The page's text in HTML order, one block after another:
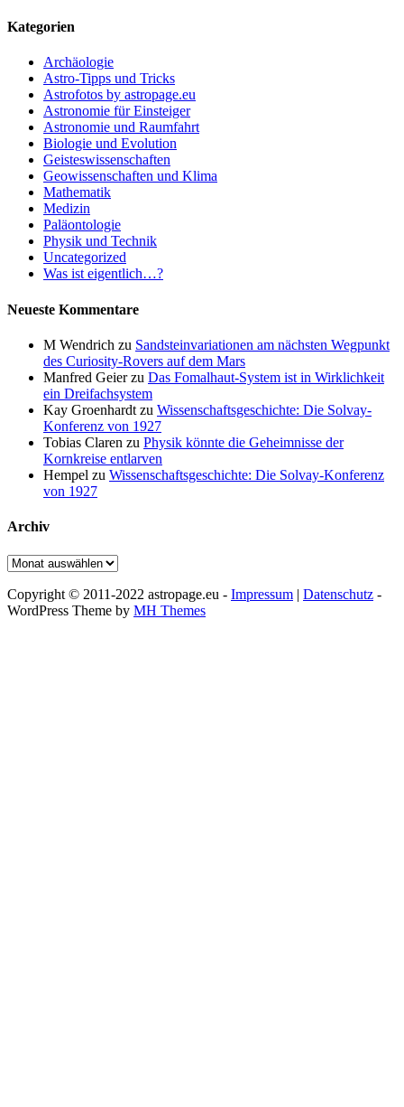
Kategorien
Archäologie
Astro-Tipps und Tricks
Astrofotos by astropage.eu
Astronomie für Einsteiger
Astronomie und Raumfahrt
Biologie und Evolution
Geisteswissenschaften
Geowissenschaften und Klima
Mathematik
Medizin
Paläontologie
Physik und Technik
Uncategorized
Was ist eigentlich…?
Neueste Kommentare
M Wendrich zu Sandsteinvariationen am nächsten Wegpunkt
des Curiosity-Rovers auf dem Mars
Manfred Geierzu Das Fomalhaut-System ist in Wirklichkeit
ein Dreifachsystem
Kay Groenhardt zu Wissenschaftsgeschichte: Die Solvay-
Konferenz von 1927
Tobias Claren zu Physik könnte die Geheimnisse der
Kornkreise entlarven
Hempel zu Wissenschaftsgeschichte: Die Solvay-Konferenz
von 1927
Archiv
Archiv
Copyright © 2011-2022 astropage.eu - Impressum | Datenschutz -
WordPress Theme by MH Themes